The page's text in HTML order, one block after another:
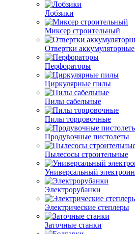
Лобзики
Миксер строительный
Отвертки аккумуляторные
Перфораторы
Циркулярные пилы
Пилы сабельные
Пилы торцовочные
Продувочные пистолеты
Пылесосы строительные
Универсальный
Электрорубанки
Электрические степлеры
Заточные станки